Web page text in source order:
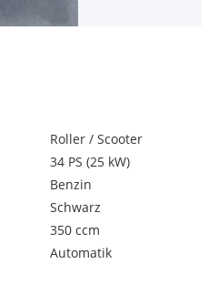
Roller / Scooter
34 PS (25 kW)
Benzin
Schwarz
350 ccm
Automatik